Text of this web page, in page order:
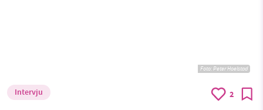
Foto: Peter Hoelstad
Intervju 2